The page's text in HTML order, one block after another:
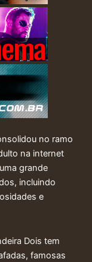
no ramo
na internet
grande
incluindo
e
Dois tem
famosas